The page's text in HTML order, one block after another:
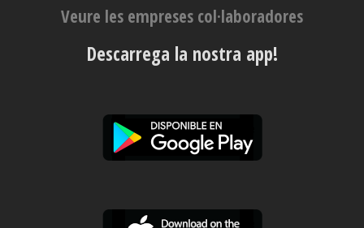
Veure les empreses col·laboradores
Descarrega la nostra app!